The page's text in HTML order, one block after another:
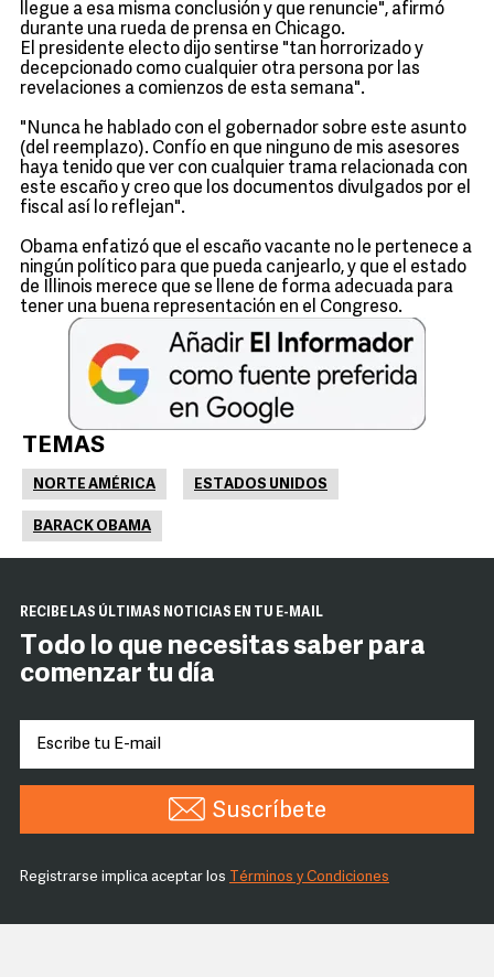
llegue a esa misma conclusión y que renuncie", afirmó
durante una rueda de prensa en Chicago.
El presidente electo dijo sentirse "tan horrorizado y
decepcionado como cualquier otra persona por las
revelaciones a comienzos de esta semana".
"Nunca he hablado con el gobernador sobre este asunto
(del reemplazo). Confío en que ninguno de mis asesores
haya tenido que ver con cualquier trama relacionada con
este escaño y creo que los documentos divulgados por el
fiscal así lo reflejan".
Obama enfatizó que el escaño vacante no le pertenece a
ningún político para que pueda canjearlo, y que el estado
de Illinois merece que se llene de forma adecuada para
tener una buena representación en el Congreso.
TEMAS
NORTE AMÉRICA ESTADOS UNIDOS
BARACK OBAMA
RECIBE LAS ÚLTIMAS NOTICIAS EN TU E-MAIL
Todo lo que necesitas saber para
comenzar tu día
Suscríbete
Registrarse implica aceptar los Términos y Condiciones